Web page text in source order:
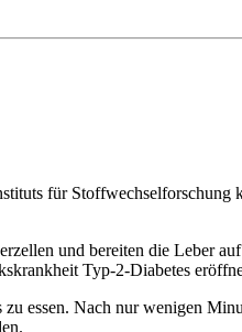
für Stoffwechselforschung
und bereiten die Leber
Typ-2-Diabetes
essen. Nach nur wenigen